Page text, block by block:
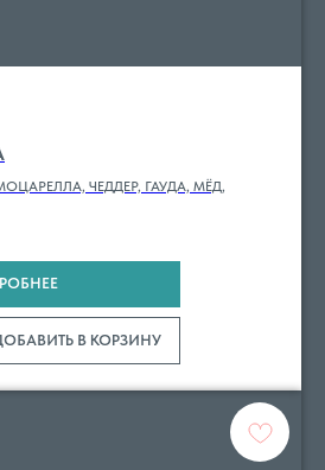
ЧЕДДЕР, ГАУДА, МЁД,
В КОРЗИНУ